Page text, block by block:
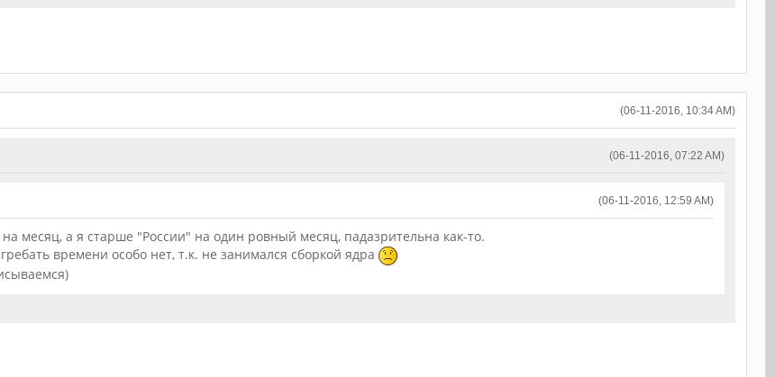
(06-11-2016, 10:34 AM)
(06-11-2016, 07:22 AM)
(06-11-2016, 12:59 AM)
месяц, а я старше "России" на один ровный месяц, падазрительна как-то.
времени особо нет, т.к. не занимался сборкой ядра